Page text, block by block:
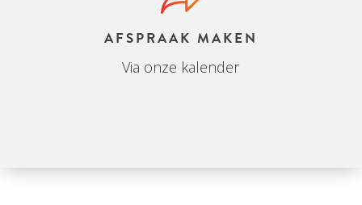
AFSPRAAK MAKEN
Via onze kalender